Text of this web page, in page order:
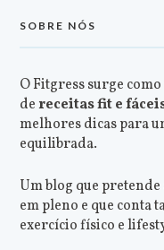
SOBRE NÓS
O Fitgress surge
dereceitas fit e
melhores dicas para
equilibrada.
Um blog que
em pleno e que conta
exercício físico e